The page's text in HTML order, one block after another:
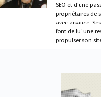
SEO et d'une
propriétaires de
avec aisance.
font de lui une
propulser son